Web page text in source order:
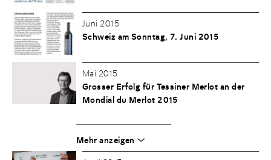
Juni 2015
Schweiz am Sonntag, 7. Juni 2015
Mai 2015
Grosser Erfolg für Tessiner Merlot an der
Mondial du Merlot 2015
Mehr anzeigen